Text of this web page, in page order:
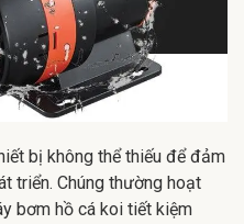
bị không thể thiếu để đảm
triển. Chúng thường hoạt
bơm hồ cá koi tiết kiệm